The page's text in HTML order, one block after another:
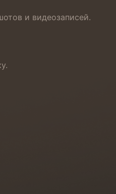
и видеозаписей.